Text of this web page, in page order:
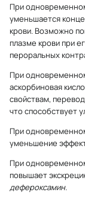
При
уменьшается
крови. Возможно
плазме крови при
пероральных
При
аскорбиновая
свойствам,
что способствует
При
уменьшение
При
повышает
дефероксамин.